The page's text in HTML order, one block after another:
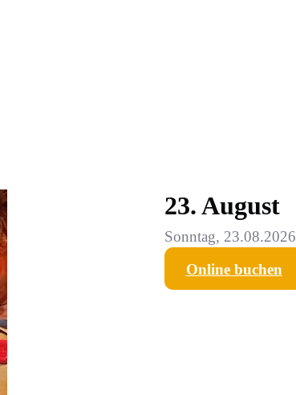
23. August
Sonntag, 23.08.2026
Online buchen